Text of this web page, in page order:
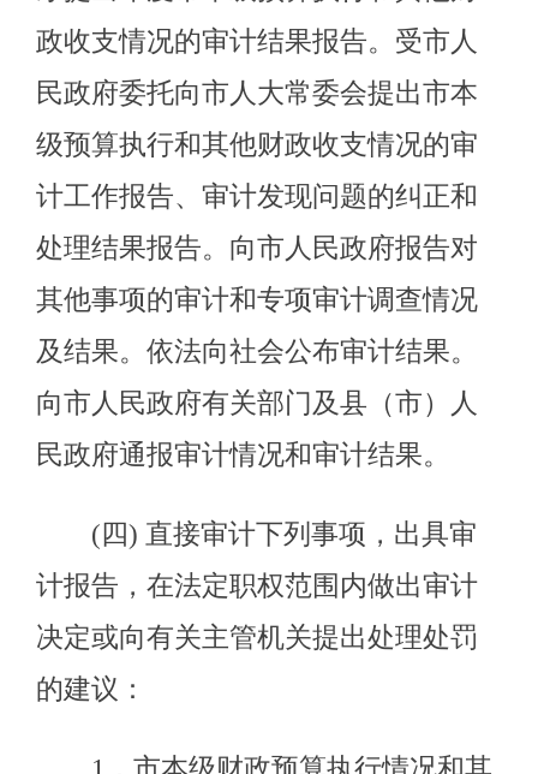
直属单位）预算的执行情况、决算和
其他财政收支。
2．市人民政府预算执行情况、决
算和其他财政收支，市财政转移支付
位和社会团体的财务收支。
4．市本级财政投资和以市本级财
政投资为主的建设项目的预算执行情
况和决算。
占主导地位企业的资产、负债和损
益。
6．市人民政府部门、县（市）人
民政府管理和其他单位受市人民政府
资金及其他有关基金、资金的财务收